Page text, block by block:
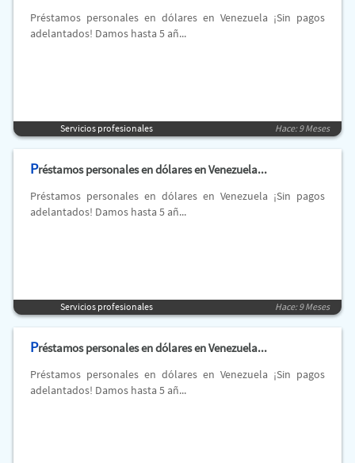
Préstamos personales en dólares en Venezuela ¡Sin pagos
adelantados! Damos hasta 5 añ...
Servicios profesionales Hace: 9 Meses
Préstamos personales en dólares en Venezuela...
Préstamos personales en dólares en Venezuela ¡Sin pagos
adelantados! Damos hasta 5 añ...
Servicios profesionales Hace: 9 Meses
Préstamos personales en dólares en Venezuela...
Préstamos personales en dólares en Venezuela ¡Sin pagos
adelantados! Damos hasta 5 añ...